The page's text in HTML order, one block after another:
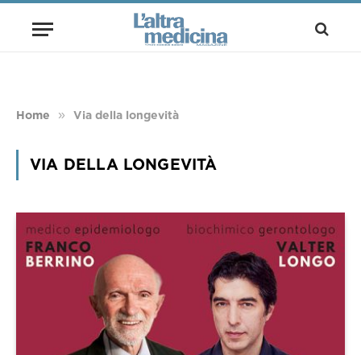
Home » Via della longevità
VIA DELLA LONGEVITÀ